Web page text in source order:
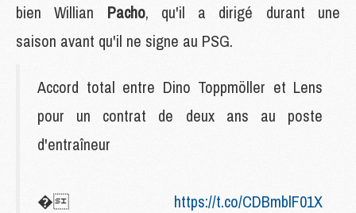
bien Willian Pacho, qu'il a dirigé durant une
saison avant qu'il ne signe au PSG.
Accord total entre Dino Toppmöller et Lens
pour un contrat de deux ans au poste
d'entraîneur
� https://t.co/CDBmblF01X